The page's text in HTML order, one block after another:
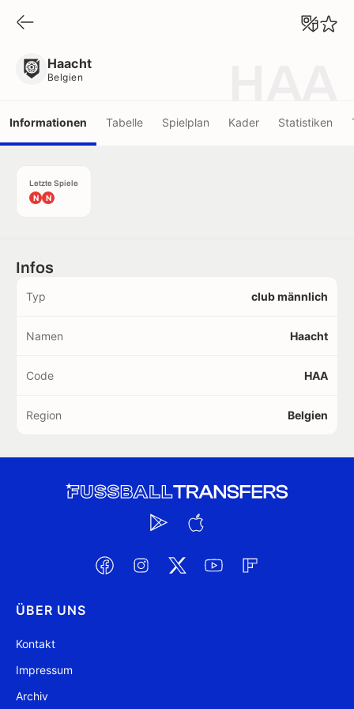
Haacht
Belgien
Informationen Tabelle Spielplan Kader Statistiken
Letzte Spiele
N N
Infos
Typ club männlich
Namen Haacht
Code HAA
Region Belgien
ÜBER UNS
Kontakt
Impressum
Archiv